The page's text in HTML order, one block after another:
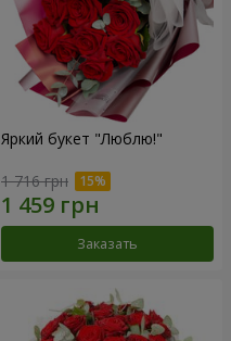
Яркий букет "Люблю!"
1 716 грн
Заказать